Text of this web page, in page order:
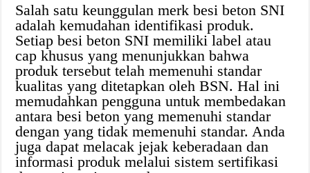
Salah satu keunggulan merk besi beton SNI
adalah kemudahan identifikasi produk.
Setiap besi beton SNI memiliki label atau
cap khusus yang menunjukkan bahwa
produk tersebut telah memenuhi standar
kualitas yang ditetapkan oleh BSN. Hal ini
memudahkan pengguna untuk membedakan
antara besi beton yang memenuhi standar
dengan yang tidak memenuhi standar. Anda
juga dapat melacak jejak keberadaan dan
informasi produk melalui sistem sertifikasi